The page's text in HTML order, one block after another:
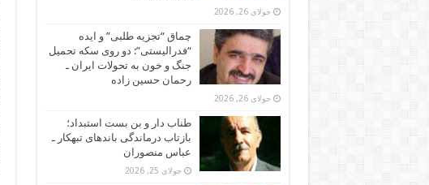
جولای 26, 2026
چماق “تجزیه طلبی” و ایده
“فدرالیستی”: دو روی سکه تحمیل
جنگ و خون به تحولات ایران ـ
رحمان حسین زاده
جولای 26, 2026
طناب دار و بن بست استبداد؛
بازتاب درماندگی باندهای تبهکار ـ
عباس منصوران
جولای 25, 2026